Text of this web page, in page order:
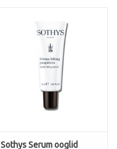
Sothys Serum ooglid